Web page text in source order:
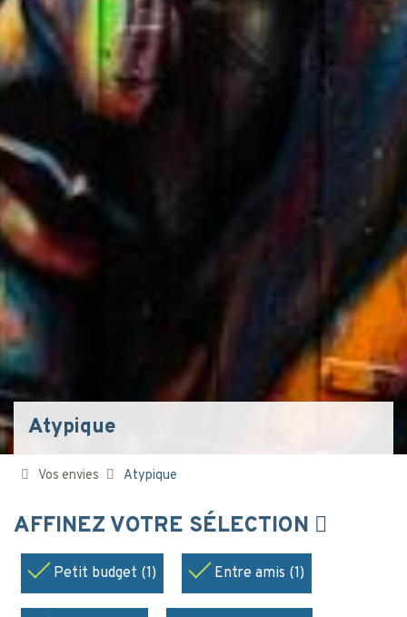
Atypique
Vos envies Atypique
AFFINEZ VOTRE SÉLECTION
Petit budget (1) Entre amis (1)